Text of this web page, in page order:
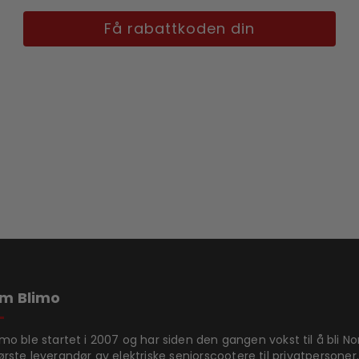
Få rabattkoden din
Blimo
ble startet i 2007 og har siden den gangen vokst til å bli
leverandør av elektriske seniorscootere til